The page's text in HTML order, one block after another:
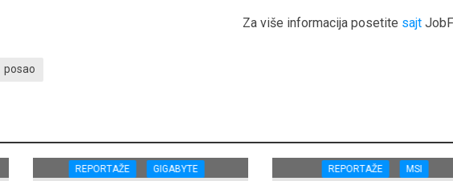
Za više informacija posetite sajt
posao
REPORTAŽE GIGABYTE REPORTAŽE MSI